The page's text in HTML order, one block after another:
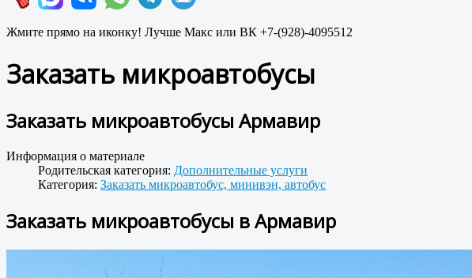
Жмите прямо на иконку! Лучше Макс или ВК +7-(928)-4095512
Заказать микроавтобусы
Заказать микроавтобусы Армавир
Информация о материале
Родительская категория: Дополнительные услуги
Категория: Заказать микроавтобус, минивэн, автобус
Заказать микроавтобусы в Армавир